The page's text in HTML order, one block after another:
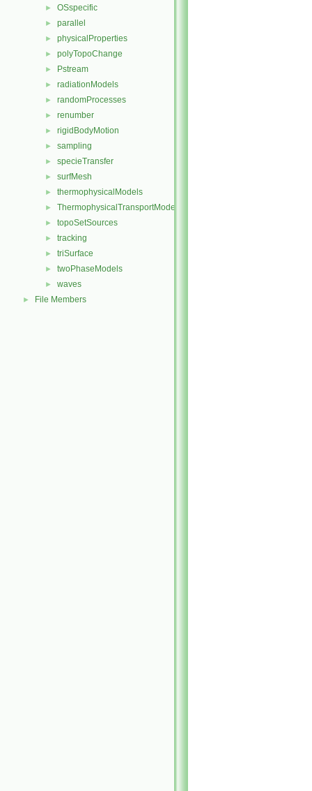
► OSspecific
► parallel
► physicalProperties
► polyTopoChange
► Pstream
► radiationModels
► randomProcesses
► renumber
► rigidBodyMotion
► sampling
► specieTransfer
► surfMesh
► thermophysicalModels
► ThermophysicalTransportModels
► topoSetSources
► tracking
► triSurface
► twoPhaseModels
► waves
► File Members